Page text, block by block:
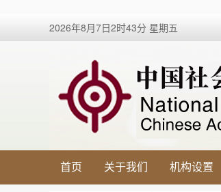
2026年8月7日2时43分 星期五
首页 关于我们 机构设置